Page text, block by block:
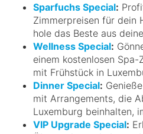
Sparfuchs Special:
Zimmerpreisen für dein
hole das Beste aus
Wellness Special:
einem kostenlosen
mit Frühstück in
Dinner Special:
mit Arrangements, die
Luxemburg beinhalten,
VIP Upgrade Special: